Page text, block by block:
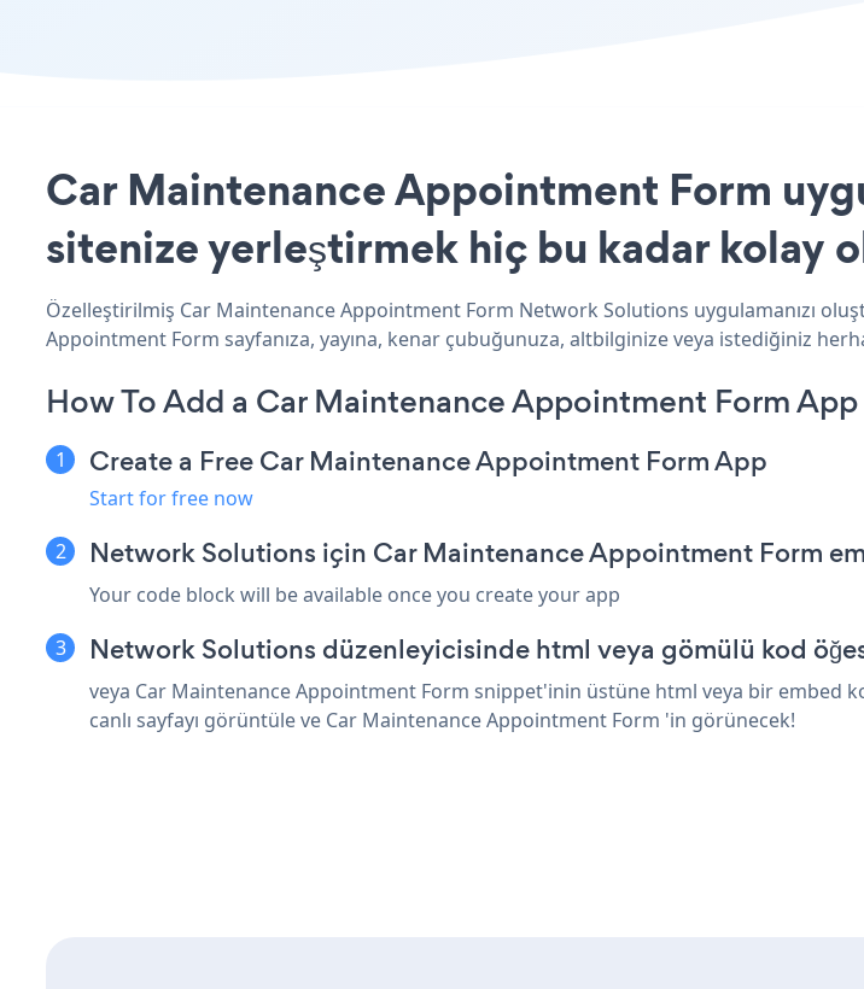
Car Maintenance Appointment Form
sitenize yerleştirmek hiç bu kadar kolay
Özelleştirilmiş Car Maintenance Appointment Form Network Solutions uygulamanızı
Appointment Form sayfanıza, yayına, kenar çubuğunuza, altbilginize veya istediğiniz
How To Add a Car Maintenance Appointment Form
Create a Free Car Maintenance Appointment Form App
Start for free now
Network Solutions için Car Maintenance Appointment Form
Your code block will be available once you create your app
Network Solutions düzenleyicisinde html veya gömülü kod
veya Car Maintenance Appointment Form snippet'inin üstüne html veya bir embed
canlı sayfayı görüntüle ve Car Maintenance Appointment Form 'in görünecek!